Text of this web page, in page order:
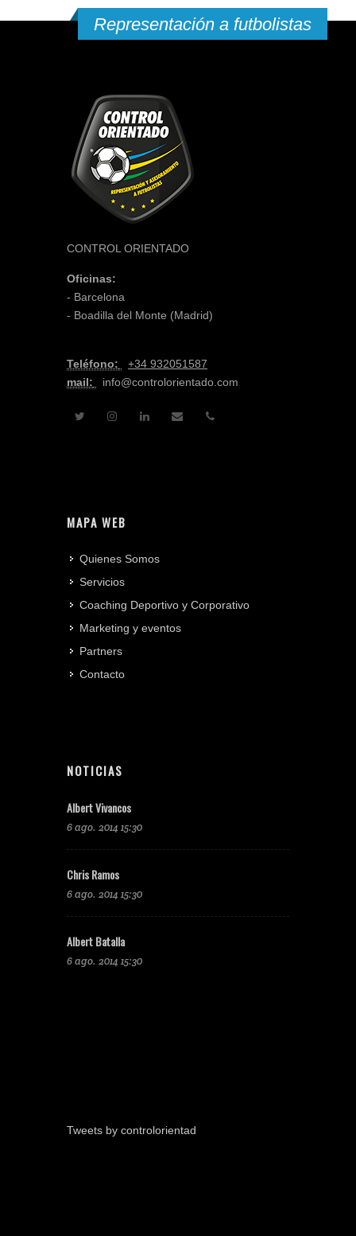
Representación a futbolistas
CONTROL ORIENTADO
Oficinas:
- Barcelona
- Boadilla del Monte (Madrid)
Teléfono: +34 932051587
mail:
info@controlorientado.com
MAPA WEB
Quienes Somos
Servicios
Coaching Deportivo y Corporativo
Marketing y eventos
Partners
Contacto
NOTICIAS
Albert Vivancos
6 ago. 2014 15:30
Chris Ramos
6 ago. 2014 15:30
Albert Batalla
6 ago. 2014 15:30
Tweets by controlorientad